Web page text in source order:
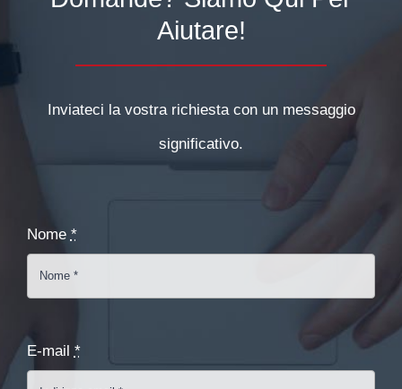
Aiutare!
Inviateci la vostra richiesta con un messaggio
significativo.
Nome *
E-mail *